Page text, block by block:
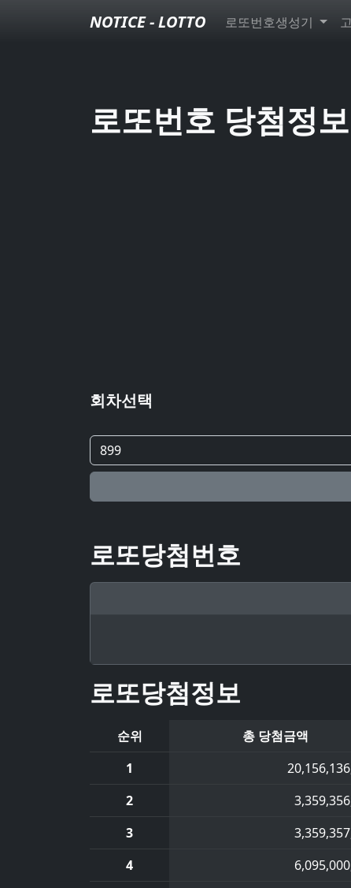
NOTICE - LOTTO 로또번호생성기
로또번호 당첨정보
회차선택
로또당첨번호
로또당첨정보
순위 총 당첨금액
1
2
3
4